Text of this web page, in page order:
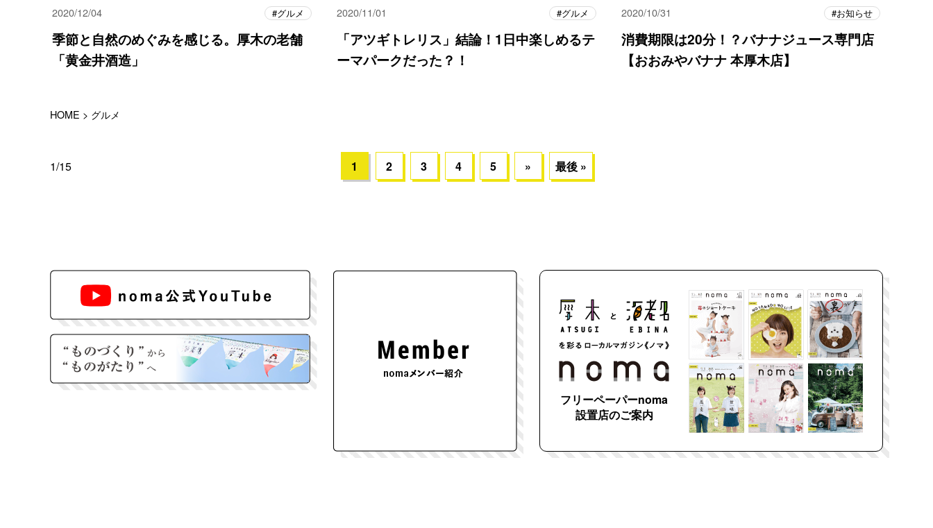
2020/12/04 グルメ
季節と自然のめぐみを感じる。厚木の老舗
「黄金井酒造」
2020/11/01 グルメ
「アツギトレリス」結論！1日中楽しめるテ
ーマパークだった？！
2020/10/31 お知らせ
消費期限は20分！？バナナジュース専門店
【おおみやバナナ 本厚木店】
HOME > グルメ
1/15 1 2 3 4 5 » 最後 »
フリーペーパーnoma
設置店のご案内